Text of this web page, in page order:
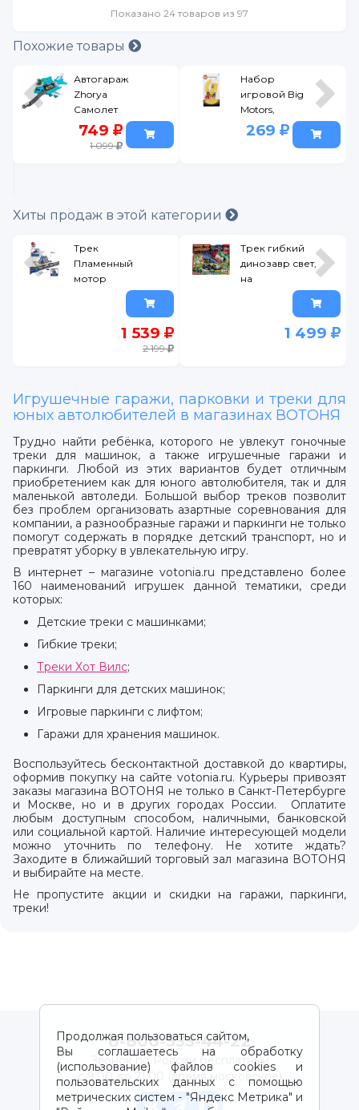
Показано 24 товаров из 97
Похожие товары
Автогараж
Zhorya
Самолет
749
1 099
Набор
игровой Big
Motors,
Кольцевые
гонки
269
Хиты продаж в этой категории
Трек
Пламенный
мотор
Автогонка
1 539
2 199
Трек гибкий
динозавр свет,
на
бат.кор.28*23,5*9см
разноцветный
1 499
Игрушечные гаражи, парковки и треки для
юных автолюбителей в магазинах ВОТОНЯ
Трудно найти ребёнка, которого не увлекут гоночные
треки для машинок, а также игрушечные гаражи и
паркинги. Любой из этих вариантов будет отличным
приобретением как для юного автолюбителя, так и для
маленькой автоледи. Большой выбор треков позволит
без проблем организовать азартные соревнования для
компании, а разнообразные гаражи и паркинги не только
помогут содержать в порядке детский транспорт, но и
превратят уборку в увлекательную игру.
В интернет – магазине votonia.ru представлено более
160 наименований игрушек данной тематики, среди
которых:
Детские треки с машинками;
Гибкие треки;
Треки Хот Вилс;
Паркинги для детских машинок;
Игровые паркинги с лифтом;
Гаражи для хранения машинок.
Воспользуйтесь бесконтактной доставкой до квартиры,
оформив покупку на сайте votonia.ru. Курьеры привозят
заказы магазина ВОТОНЯ не только в Санкт-Петербурге
и Москве, но и в других городах России. Оплатите
любым доступным способом, наличными, банковской
или социальной картой. Наличие интересующей модели
можно уточнить по телефону. Не хотите ждать?
Заходите в ближайший торговый зал магазина ВОТОНЯ
и выбирайте на месте.
Не пропустите акции и скидки на гаражи, паркинги,
треки!
Продолжая пользоваться сайтом,
Вы соглашаетесь на обработку
(использование) файлов cookies и
пользовательских данных с помощью
метрических систем - "Яндекс Метрика" и
8-800-333-44-22
Звонок по России бесплатный
с 9:00 до 21:00 (время московское)